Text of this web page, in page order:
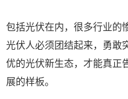
包括光伏在内，很多行业的
光伏人必须团结起来，勇敢
优的光伏新生态，才能真正
展的样板。